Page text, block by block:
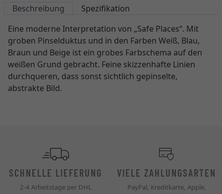
Beschreibung
Spezifikation
Eine moderne Interpretation von „Safe Places“. Mit
groben Pinselduktus und in den Farben Weiß, Blau,
Braun und Beige ist ein grobes Farbschema auf den
weißen Grund gebracht. Feine skizzenhafte Linien
durchqueren, dass sonst sichtlich gepinselte,
abstrakte Bild.
SCHNELLE LIEFERUNG
2-4 Arbeitstage per DHL
VIELE ZAHLUNGSARTEN
PayPal, Kreditkarte, Apple,